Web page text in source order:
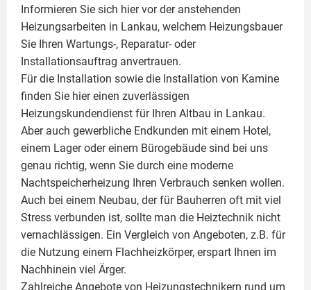
Informieren Sie sich hier vor der anstehenden
Heizungsarbeiten in Lankau, welchem Heizungsbauer
Sie Ihren Wartungs-, Reparatur- oder
Installationsauftrag anvertrauen.
Für die Installation sowie die Installation von Kamine
finden Sie hier einen zuverlässigen
Heizungskundendienst für Ihren Altbau in Lankau.
Aber auch gewerbliche Endkunden mit einem Hotel,
einem Lager oder einem Bürogebäude sind bei uns
genau richtig, wenn Sie durch eine moderne
Nachtspeicherheizung Ihren Verbrauch senken wollen.
Auch bei einem Neubau, der für Bauherren oft mit viel
Stress verbunden ist, sollte man die Heiztechnik nicht
vernachlässigen. Ein Vergleich von Angeboten, z.B. für
die Nutzung einem Flachheizkörper, erspart Ihnen im
Nachhinein viel Ärger.
Zahlreiche Angebote von Heizungstechnikern rund um